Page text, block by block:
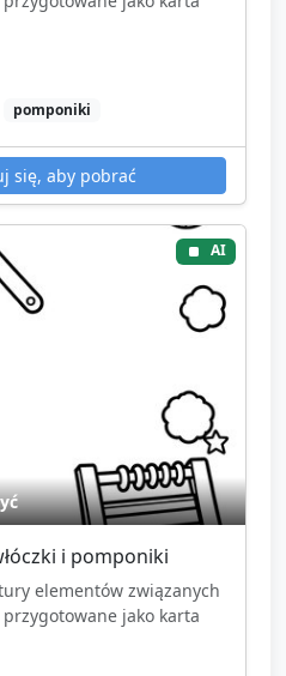
pomponiki
się, aby pobrać
AI
i pomponiki
elementów związanych
jako karta